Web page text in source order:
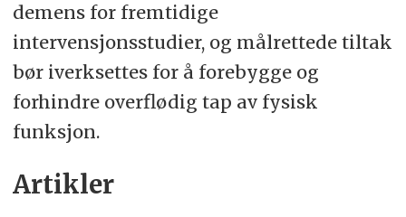
demens for fremtidige
intervensjonsstudier, og målrettede tiltak
bør iverksettes for å forebygge og
forhindre overflødig tap av fysisk
funksjon.
Artikler